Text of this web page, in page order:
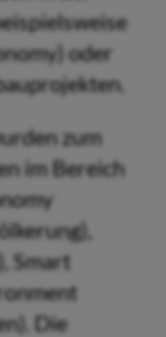
oder
zum
im Bereich
Smart
Die